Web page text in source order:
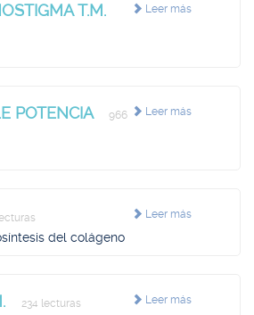
Leer más
T.M.
Leer más
POTENCIA
966
Leer más
del colágeno
Leer más
234 lecturas